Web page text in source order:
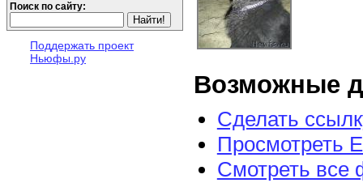
Поиск по сайту:
Поддержать проект
Ньюфы.ру
Возможные
Сделать
Просмотреть
Смотреть все